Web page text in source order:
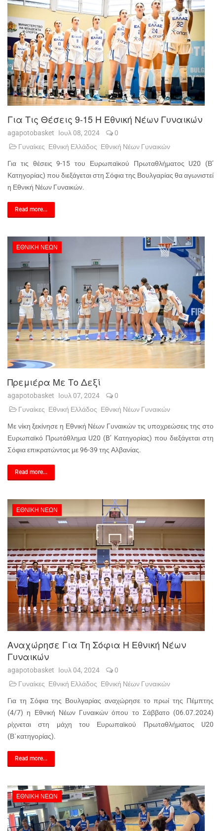
Για Τις Θέσεις 9-15 Η Εθνική Νέων Γυναικών
agapotobasket Ιουλ 08, 2024
0
Γυναίκες Εθνική Ελλάδος Εθνική Νέων Γυναικών
Για τις θέσεις 9-15 του Ευρωπαϊκού Πρωταθλήματος U20 (Β’
Κατηγορίας) που διεξάγεται στη Σόφια της Βουλγαρίας θα αγωνιστεί
η Εθνική Νέων Γυναικών.
Read more...
ΕΘΝΙΚΉ ΝΈΩΝ
Πρεμιέρα Με Το Δεξί
agapotobasket Ιουλ 07, 2024
0
Γυναίκες Εθνική Ελλάδος Εθνική Νέων Γυναικών
Με νίκη ξεκίνησε η Εθνική Νέων Γυναικών τις υποχρεώσεις της στο
Ευρωπαϊκό Πρωτάθλημα U20 (B’ Κατηγορίας) που διεξάγεται στη
Σόφια επικρατώντας με 96-39 της Αλβανίας.
Read more...
ΕΘΝΙΚΉ ΝΈΩΝ
Αναχώρησε Για Τη Σόφια Η Εθνική Νέων
Γυναικών
agapotobasket Ιουλ 04, 2024
0
Γυναίκες Εθνική Ελλάδος Εθνική Νέων Γυναικών
Για τη Σόφια της Βουλγαρίας αναχώρησε το πρωί της Πέμπτης
(4/7) η Εθνική Νέων Γυναικών όπου το Σάββατο (06.07.2024)
ρίχνεται στη μάχη του Ευρωπαϊκού Πρωταθλήματος U20
(Β΄κατηγορίας).
Read more...
ΕΘΝΙΚΉ ΝΈΩΝ